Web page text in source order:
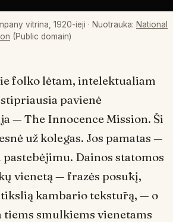
vitrina, 1920-ieji · Nuotrauka: National
(Public domain)
folko lėtam, intelektualiam
pavienė
— The Innocence Mission. Ši
už kolegas. Jos pamatas —
Dainos statomos
vienetą — frazės posūkį,
kambario tekstūrą, — o
tiems smulkiems vienetams